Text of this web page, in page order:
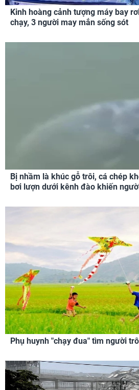
Kinh hoàng cảnh tượng máy bay
chạy, 3 người may mắn sống sót
Bị nhầm là khúc gỗ trôi, cá chép
bơi lượn dưới kênh đào khiến
Phụ huynh "chạy đua" tìm người